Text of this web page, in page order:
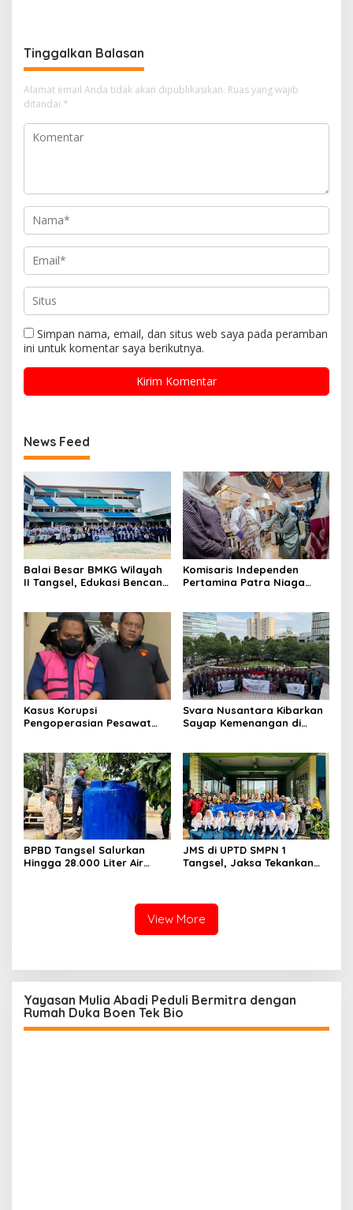
Tinggalkan Balasan
Alamat email Anda tidak akan dipublikasikan. Ruas yang wajib
ditandai *
Simpan nama, email, dan situs web saya pada peramban
ini untuk komentar saya berikutnya.
News Feed
Balai Besar BMKG Wilayah
II Tangsel, Edukasi Bencana
23
Komisaris Independen
Pertamina Patra Niaga
Sentuhan Kemanusiaan dan
Keberlanjutan
Kasus Korupsi
Pengoperasian Pesawat
Tersangka
Svara Nusantara Kibarkan
Sayap Kemenangan di
BPBD Tangsel Salurkan
Hingga 28.000 Liter Air
JMS di UPTD SMPN 1
Tangsel, Jaksa Tekankan
View More
Yayasan Mulia Abadi Peduli Bermitra dengan
Rumah Duka Boen Tek Bio